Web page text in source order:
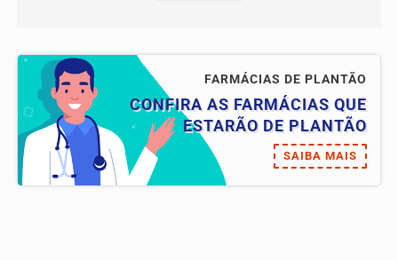
FARMÁCIAS DE PLANTÃO
CONFIRA AS FARMÁCIAS QUE
ESTARÃO DE PLANTÃO
SAIBA MAIS